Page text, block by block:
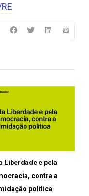
Liberdade e pela
contra a
política